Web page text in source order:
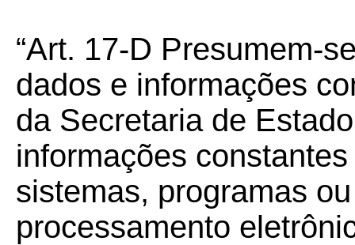
“Art. 17-D Presumem-
dados e informações
da Secretaria de
informações
sistemas, programas
processamento